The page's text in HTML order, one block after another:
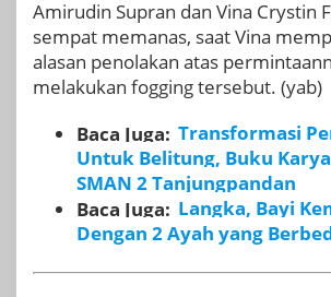
Amirudin Supran dan Vina Crystin
sempat memanas, saat Vina
alasan penolakan atas
melakukan fogging tersebut. (yab)
Baca Juga: Transformasi
Untuk Belitung, Buku
SMAN 2 Tanjungpandan
Baca Juga: Langka, Bayi
Dengan 2 Ayah yang